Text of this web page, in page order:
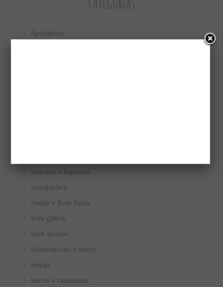
Aperitivos
Saladas e legumes
Sanduíches
Saúde e Bem Estar
Sem glúten
Sem lactose
Sobremesas e doces
Sopas
Sucos e vitaminas